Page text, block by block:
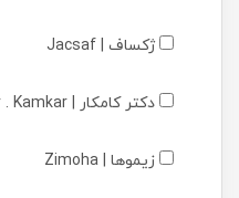
ژکساف | Jacsaf
دکتر کامکار | Dr . Kamkar
زیموها | Zimoha